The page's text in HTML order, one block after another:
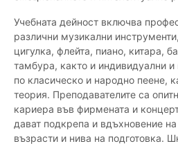
Учебната дейност включва
различни музикални
цигулка, флейта, пиано, китара,
тамбура, както и индивидуални и
по класическо и народно пеене,
теория. Преподавателите са
кариера във фирмената и
дават подкрепа и вдъхновение
възрасти и нива на подготовка.